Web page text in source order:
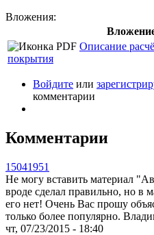
Вложения:
Описание
покрытия
Войдите или
комментарии
Комментарии
15041951
Не могу вставить материал
вроде сделал правильно, но в
его нет! Очень Вас прошу
только более популярно.
чт, 07/23/2015 - 18:40